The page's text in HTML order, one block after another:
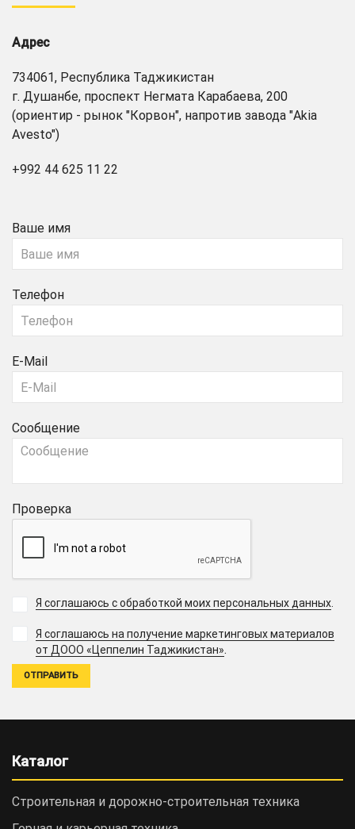
Адрес
734061, Республика Таджикистан
г. Душанбе, проспект Негмата Карабаева, 200
(ориентир - рынок "Корвон", напротив завода "Akia
Avesto")
+992 44 625 11 22
Ваше имя
Телефон
E-Mail
Сообщение
Проверка
Я соглашаюсь с обработкой моих персональных данных.
Я соглашаюсь на получение маркетинговых материалов
от ДООО «Цеппелин Таджикистан».
Каталог
Строительная и дорожно-cтроительная техника